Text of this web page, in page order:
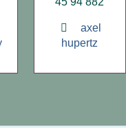
axel
hupertz